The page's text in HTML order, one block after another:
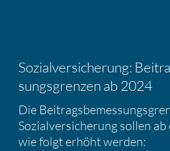
Sozial­ver­si­che­rung:
sungs­grenzen ab 2024
Die
Sozial­ver­si­che­rung sollen
wie folgt erhöht werden: